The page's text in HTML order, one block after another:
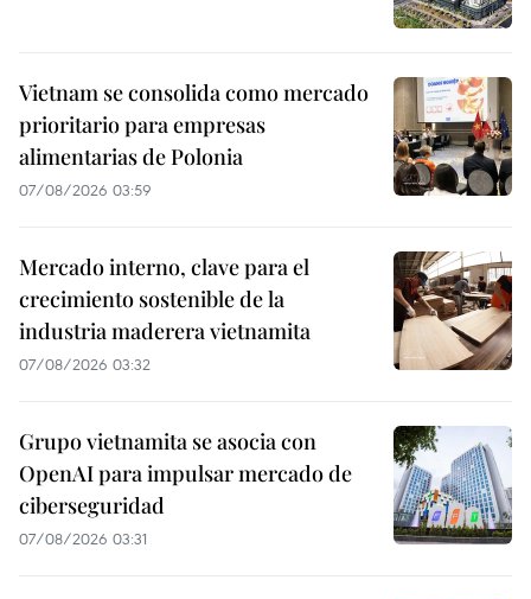
Vietnam se consolida como mercado
prioritario para empresas
alimentarias de Polonia
07/08/2026 03:59
Mercado interno, clave para el
crecimiento sostenible de la
industria maderera vietnamita
07/08/2026 03:32
Grupo vietnamita se asocia con
OpenAI para impulsar mercado de
ciberseguridad
07/08/2026 03:31